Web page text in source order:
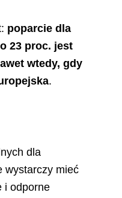
poparcie dla
23 proc. jest
wtedy, gdy
.
dla
wystarczy mieć
i odporne